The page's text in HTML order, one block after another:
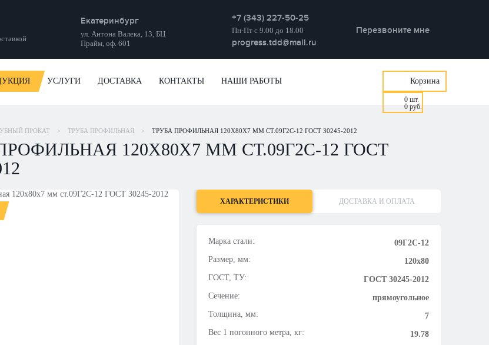
Екатеринбург
ул. Антона Валека, 13, БЦ
Прайм, оф. 601
+7 (343) 227-50-25
Пн-Пт с 9.00 до 18.00
progress.tdd@mail.ru
Перезвоните мне
УСЛУГИ ДОСТАВКА КОНТАКТЫ НАШИ РАБОТЫ Корзина
0 шт.
0 руб.
ПРОКАТ > ТРУБА ПРОФИЛЬНАЯ > ТРУБА ПРОФИЛЬНАЯ 120Х80Х7 ММ СТ.09Г2С-12 ГОСТ 30245-2012
120Х80Х7 ММ СТ.09Г2С-12 ГОСТ
ХАРАКТЕРИСТИКИ ДОСТАВКА И ОПЛАТА
Марка стали:
09Г2С-12
Размер, мм:
120х80
ГОСТ, ТУ:
ГОСТ 30245-2012
Сечение:
прямоугольное
Толщина, мм:
7
Вес 1 погонного метра, кг:
19.78